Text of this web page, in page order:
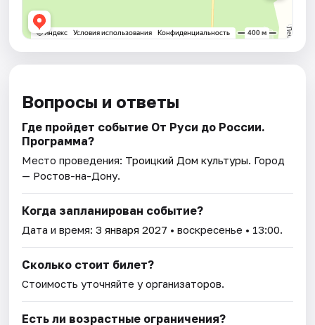
Вопросы и ответы
Где пройдет событие От Руси до России.
Программа?
Место проведения: Троицкий Дом культуры. Город
— Ростов-на-Дону.
Когда запланирован событие?
Дата и время:3 января 2027 • воскресенье • 13:00.
Сколько стоит билет?
Стоимость уточняйте у организаторов.
Есть ли возрастные ограничения?